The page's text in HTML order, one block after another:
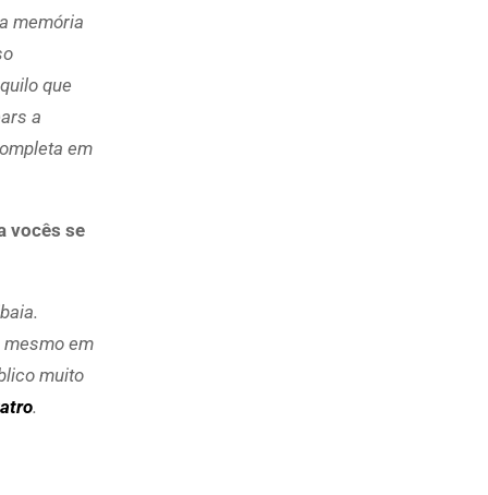
memória
que
a
em
vocês se
mesmo em
muito
.